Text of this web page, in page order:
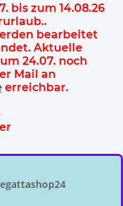
bis zum 14.08.26
.
bearbeitet
. Aktuelle
24.07.noch
Mail an
erreichbar.